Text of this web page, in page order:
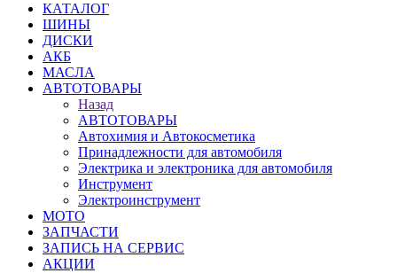
КАТАЛОГ
ШИНЫ
ДИСКИ
АКБ
МАСЛА
АВТОТОВАРЫ
Назад
АВТОТОВАРЫ
Автохимия и Автокосметика
Принадлежности для автомобиля
Электрика и электроника для автомобиля
Инструмент
Электроинструмент
МОТО
ЗАПЧАСТИ
ЗАПИСЬ НА СЕРВИС
АКЦИИ